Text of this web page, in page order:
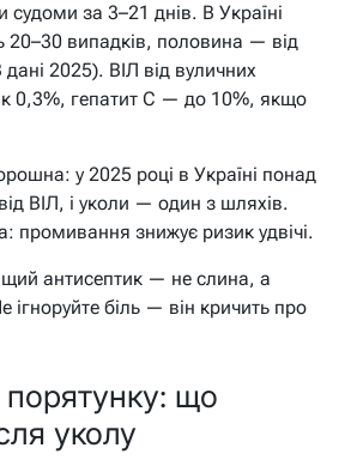
судоми за 3–21 днів. В Україні
20–30 випадків, половина — від
2025). ВІЛ від вуличних
0,3%, гепатит С — до 10%, якщо
у 2025 році в Україні понад
ВІЛ, і уколи — один з шляхів.
промивання знижує ризик удвічі.
антисептик — не слина, а
ігноруйте біль — він кричить про
що
уколу